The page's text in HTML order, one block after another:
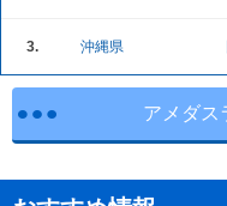
3. 沖縄県
アメダス